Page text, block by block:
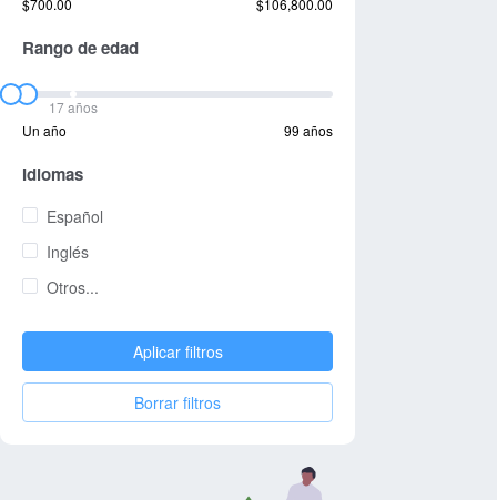
$700.00 $106,800.00
Rango de edad
17 años
Un año
99 años
Idiomas
Español
Inglés
Otros...
Aplicar filtros
Borrar filtros